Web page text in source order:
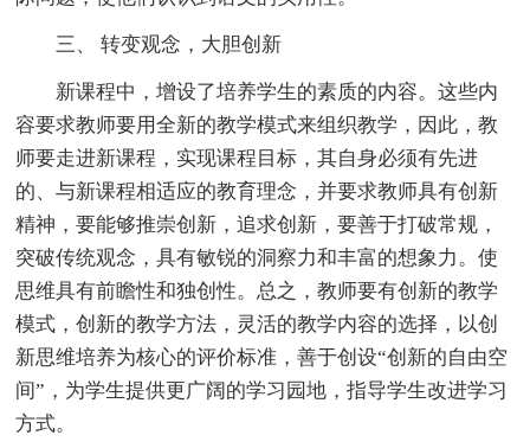
三、 转变观念，大胆创新
新课程中，增设了培养学生的素质的内容。这些内
容要求教师要用全新的教学模式来组织教学，因此，教
师要走进新课程，实现课程目标，其自身必须有先进
的、与新课程相适应的教育理念，并要求教师具有创新
精神，要能够推崇创新，追求创新，要善于打破常规，
突破传统观念，具有敏锐的洞察力和丰富的想象力。使
思维具有前瞻性和独创性。总之，教师要有创新的教学
模式，创新的教学方法，灵活的教学内容的选择，以创
新思维培养为核心的评价标准，善于创设“创新的自由空
间”，为学生提供更广阔的学习园地，指导学生改进学习
方式。